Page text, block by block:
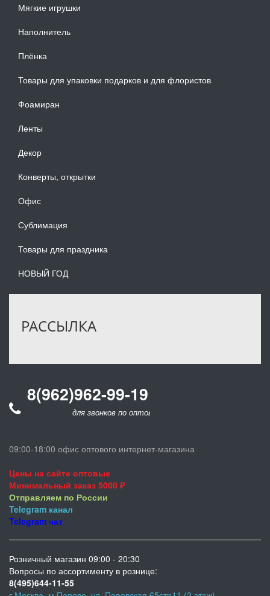
Мягкие игрушки
Наполнитель
Плёнка
Товары для упаковки подарков и для флористов
Фоамиран
Ленты
Декор
Конверты, открытки
Офис
Сублимация
Товары для праздника
НОВЫЙ ГОД
РАССЫЛКА
8(962)962-99-19
для звонков по оптовым заказам
09:00-18:00 офис оптового интернет-магазина
Цены на сайте оптовые
Минимальный заказ 5000 ₽
Отправляем по России
Telegram канал
Telegram чат
Розничный магазин 09:00 - 20:30
Вопросы по ассортименту в рознице:
8(495)644-11-55